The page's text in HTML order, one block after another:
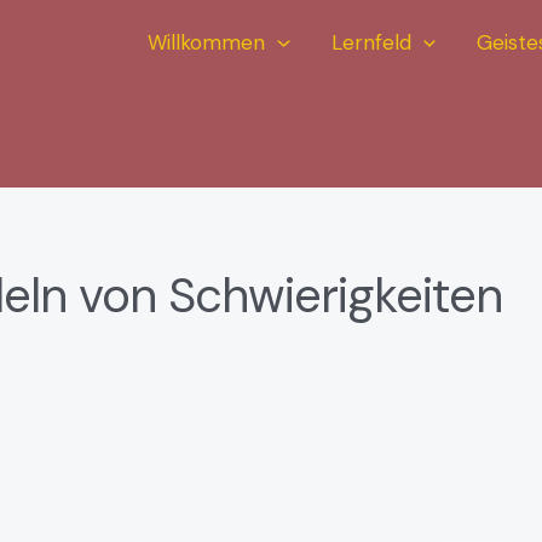
Willkommen Lernfeld
von Schwierigkeiten